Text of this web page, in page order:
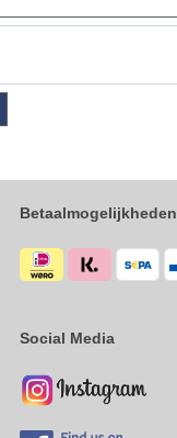
Betaalmogelijkheden
Social Media